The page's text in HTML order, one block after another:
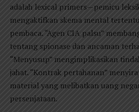
adalah lexical primers—pemicu
mengaktifkan skema mental
pembaca. “Agen CIA palsu”
tentang spionase dan ancaman
“Menyusup” mengimplikasikan
jahat. “Kontrak pertahanan”
material yang melibatkan uang
persenjataan.